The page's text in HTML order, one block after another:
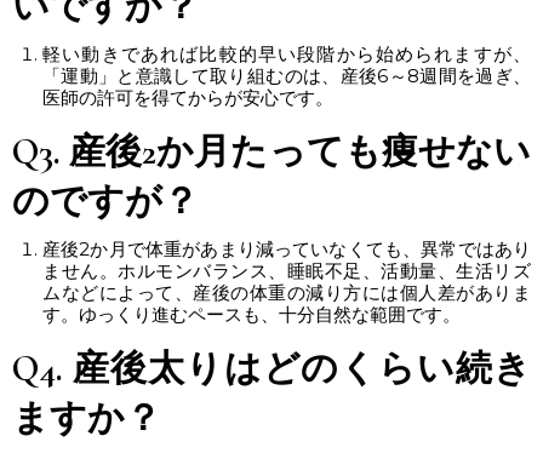
軽い動きであれば比較的早い段階から始められますが、
「運動」と意識して取り組むのは、産後6～8週間を過ぎ、
医師の許可を得てからが安心です。
Q3.産後2か月たっても痩せない
のですが？
産後2か月で体重があまり減っていなくても、異常ではあり
ません。ホルモンバランス、睡眠不足、活動量、生活リズ
ムなどによって、 産後の体重の減り方には個人差がありま
す。ゆっくり進むペースも、十分自然な範囲です。
Q4. 産後太りはどのくらい続き
ますか？